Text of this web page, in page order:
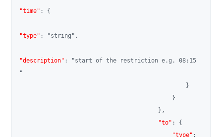
"time" : {
"type" : "string" ,
"description" :
"start of the restriction e.g. 08:15
"
}
}
} ,
"to" :
{
"type" :